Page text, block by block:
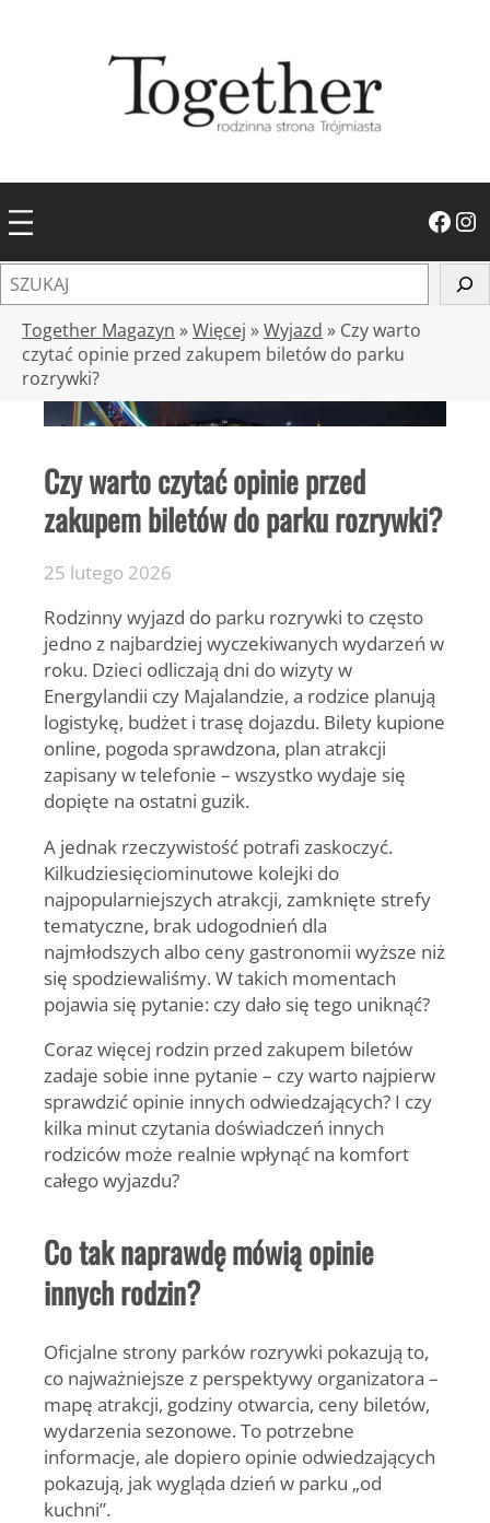
Facebook Instagram
z
Together Magazyn »Więcej »Wyjazd » Czy warto
czytać opinie przed zakupem biletów do parku
rozrywki?
Czy warto czytać opinie przed
zakupem biletów do parku rozrywki?
25 lutego 2026
Rodzinny wyjazd do parku rozrywki to często
jedno z najbardziej wyczekiwanych wydarzeń w
roku. Dzieci odliczają dni do wizyty w
Energylandii czy Majalandzie, a rodzice planują
logistykę, budżet i trasę dojazdu. Bilety kupione
online, pogoda sprawdzona, plan atrakcji
zapisany w telefonie – wszystko wydaje się
dopięte na ostatni guzik.
A jednak rzeczywistość potrafi zaskoczyć.
Kilkudziesięciominutowe kolejki do
najpopularniejszych atrakcji, zamknięte strefy
tematyczne, brak udogodnień dla
najmłodszych albo ceny gastronomii wyższe niż
się spodziewaliśmy. W takich momentach
pojawia się pytanie: czy dało się tego uniknąć?
Coraz więcej rodzin przed zakupem biletów
zadaje sobie inne pytanie – czy warto najpierw
sprawdzić opinie innych odwiedzających? I czy
kilka minut czytania doświadczeń innych
rodziców może realnie wpłynąć na komfort
całego wyjazdu?
Co tak naprawdę mówią opinie
innych rodzin?
Oficjalne strony parków rozrywki pokazują to,
co najważniejsze z perspektywy organizatora –
mapę atrakcji, godziny otwarcia, ceny biletów,
wydarzenia sezonowe. To potrzebne
informacje, ale dopiero opinie odwiedzających
pokazują, jak wygląda dzień w parku „od
kuchni”.